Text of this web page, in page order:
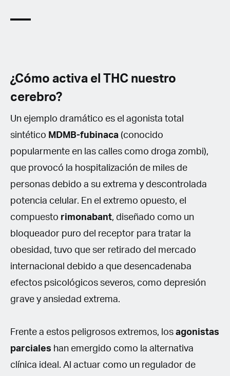
¿Cómo activa el THC nuestro
cerebro?
Un ejemplo dramático es el agonista total
sintético MDMB-fubinaca (conocido
popularmente en las calles como droga zombi),
que provocó la hospitalización de miles de
personas debido a su extrema y descontrolada
potencia celular. En el extremo opuesto, el
compuesto rimonabant, diseñado como un
bloqueador puro del receptor para tratar la
obesidad, tuvo que ser retirado del mercado
internacional debido a que desencadenaba
efectos psicológicos severos, como depresión
grave y ansiedad extrema.
Frente a estos peligrosos extremos, los agonistas
parciales han emergido como la alternativa
clínica ideal. Al actuar como un regulador de